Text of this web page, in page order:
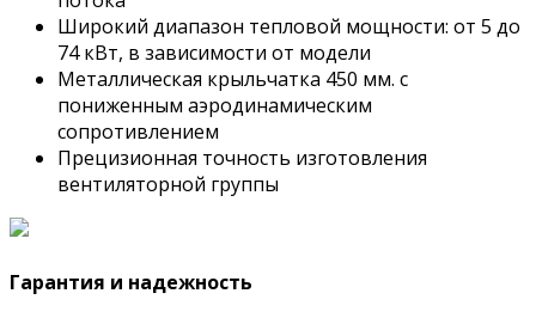
Широкий диапазон тепловой мощности: от 5 до
74 кВт, в зависимости от модели
Металлическая крыльчатка 450 мм. с
пониженным аэродинамическим
сопротивлением
Прецизионная точность изготовления
вентиляторной группы
Гарантия и надежность